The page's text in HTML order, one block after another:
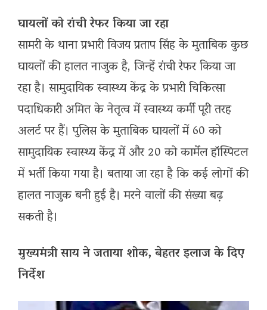
घायलों को रांची रेफर किया जा रहा
सामरी के थाना प्रभारी विजय प्रताप सिंह के मुताबिक कुछ
घायलों की हालत नाजुक है, जिन्हें रांची रेफर किया जा
रहा है। सामुदायिक स्वास्थ्य केंद्र के प्रभारी चिकित्सा
पदाधिकारी अमित के नेतृत्व में स्वास्थ्य कर्मी पूरी तरह
अलर्ट पर हैं। पुलिस के मुताबिक घायलों में 60 को
सामुदायिक स्वास्थ्य केंद्र में और 20 को कार्मेल हॉस्पिटल
में भर्ती किया गया है। बताया जा रहा है कि कई लोगों की
हालत नाजुक बनी हुई है। मरने वालों की संख्या बढ़
सकती है।
मुख्यमंत्री साय ने जताया शोक, बेहतर इलाज के दिए
निर्देश